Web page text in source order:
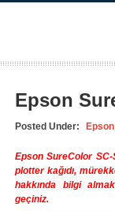
Epson
Posted Under:
EpsonSureColor SC-
plotter kağıdı,
hakkında bilgi
geçiniz.